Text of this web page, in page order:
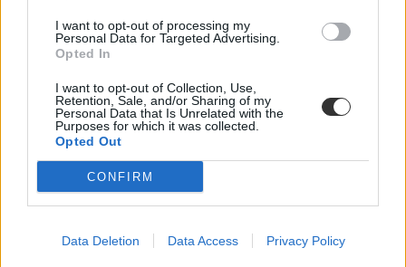
I want to opt-out of processing my
Personal Data for Targeted Advertising.
Opted In
I want to opt-out of Collection, Use,
Retention, Sale, and/or Sharing of my
Personal Data that Is Unrelated with the
Purposes for which it was collected.
Opted Out
CONFIRM
Data Deletion Data Access Privacy Policy